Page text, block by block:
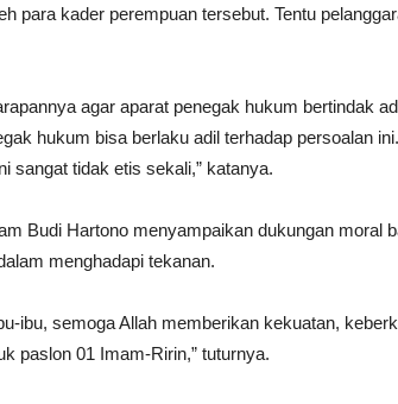
para kader perempuan tersebut. Tentu
agar aparat penegak hukum bertindak
hukum bisa berlaku adil terhadap persoalan
sangat tidak etis sekali,” katanya.
Budi Hartono menyampaikan dukungan moral
menghadapi tekanan.
ibu, semoga Allah memberikan kekuatan,
paslon 01 Imam-Ririn,” tuturnya.